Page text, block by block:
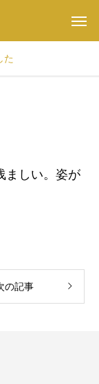
た
ましい。姿が
の記事